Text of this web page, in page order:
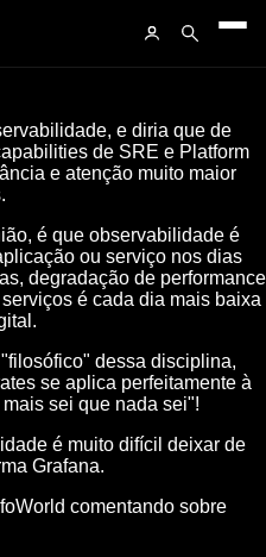
e diria que de
de SRE e Platform
e atenção muito maior
é que observabilidade é
ou serviço nos dias
degradação de performance
é cada dia mais baixa
dessa disciplina,
se aplica perfeitamente à
sei que nada sei"!
é muito difícil deixar de
Grafana.
comentando sobre